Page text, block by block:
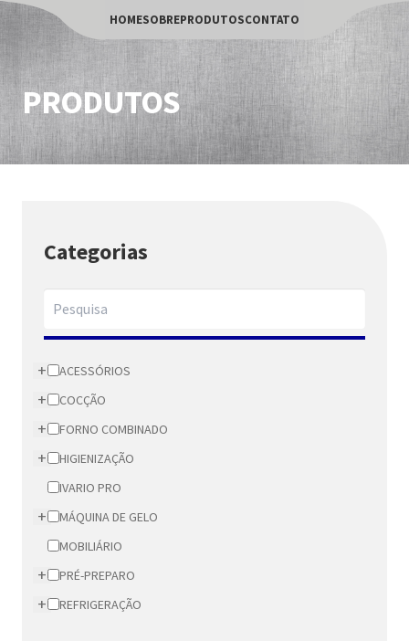
HOMESOBREPRODUTOSCONTATO
PRODUTOS
Categorias
+ ACESSÓRIOS
+ COCÇÃO
+ FORNO COMBINADO
+
HIGIENIZAÇÃO
IVARIO PRO
+
MÁQUINA DE GELO
MOBILIÁRIO
+ PRÉ-PREPARO
+ REFRIGERAÇÃO